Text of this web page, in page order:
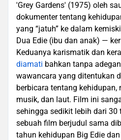
'Grey Gardens' (1975) oleh
dokumenter tentang
yang “jatuh” ke dalam
Dua Edie (ibu dan anak) —
Keduanya karismatik dan
diamati bahkan tanpa
wawancara yang ditentukan
berbicara tentang kehidupan,
musik, dan laut. Film ini
sehingga sedikit lebih dari 30
sebuah film berjudul sama
tahun kehidupan Big Edie